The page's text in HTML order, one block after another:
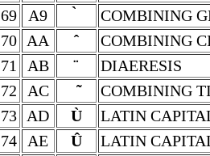
A9
COMBINING
AA
COMBINING
AB ¨
DIAERESIS
AC
COMBINING
AD Ù
LATIN
AE Û
LATIN